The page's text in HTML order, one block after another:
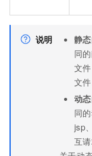
说明 静
同
文
文
动
同
jsp
互请